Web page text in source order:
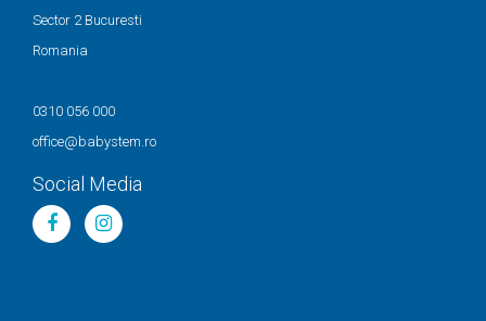
Sector 2 Bucuresti
Romania
0310 056 000
office@babystem.ro
Social Media